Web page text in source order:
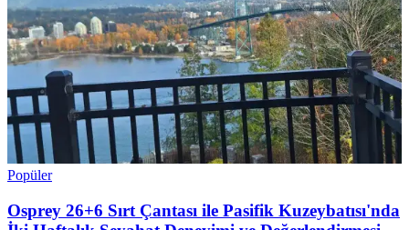
Popüler
Osprey 26+6 Sırt Çantası ile Pasifik Kuzeybatısı'nda